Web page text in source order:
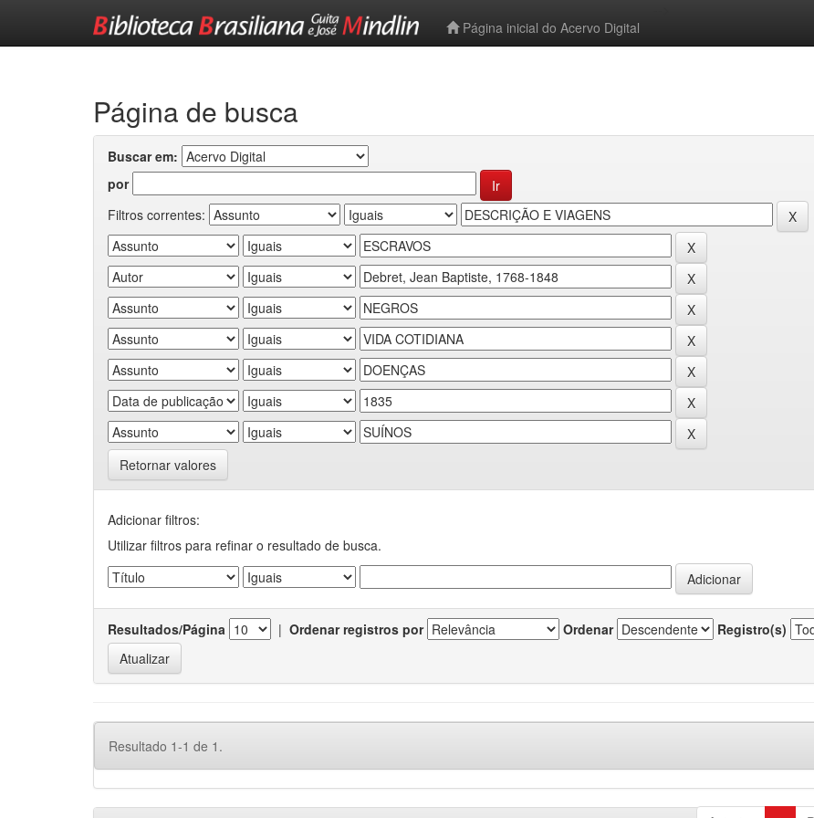
Página inicial do Acervo Digital
Página de busca
Buscar em:
por
Filtros correntes:
Retornar valores
Adicionar filtros:
Utilizar filtros para refinar o resultado de busca.
Resultados/Página | Ordenar registros por Ordenar Registro(s)
Resultado 1-1 de 1.